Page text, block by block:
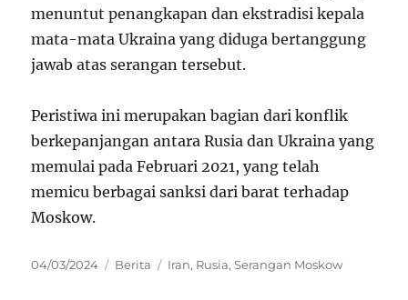
menuntut penangkapan dan ekstradisi kepala
mata-mata Ukraina yang diduga bertanggung
jawab atas serangan tersebut.
Peristiwa ini merupakan bagian dari konflik
berkepanjangan antara Rusia dan Ukraina yang
memulai pada Februari 2021, yang telah
memicu berbagai sanksi dari barat terhadap
Moskow.
Posted
04/03/2024 Categories
Berita Tags
Iran, Rusia,Serangan Moskow